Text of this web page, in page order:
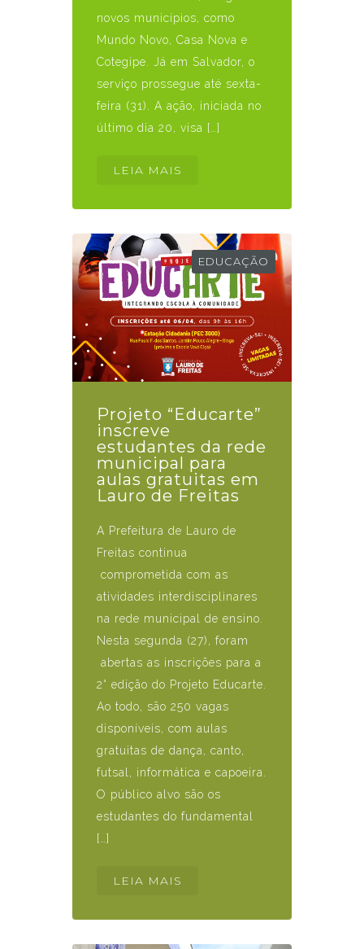
novos municípios, como
Mundo Novo, Casa Nova e
Cotegipe. Já em Salvador, o
serviço prossegue até sexta-
feira (31). A ação, iniciada no
último dia 20, visa […]
LEIA MAIS
EDUCAÇÃO
Projeto “Educarte”
inscreve
estudantes da rede
municipal para
aulas gratuitas em
Lauro de Freitas
A Prefeitura de Lauro de
Freitas continua
comprometida com as
atividades interdisciplinares
na rede municipal de ensino.
Nesta segunda (27), foram
abertas as inscrições para a
2° edição do Projeto Educarte.
Ao todo, são 250 vagas
disponíveis, com aulas
gratuitas de dança, canto,
futsal, informática e capoeira.
O público alvo são os
estudantes do fundamental
[…]
LEIA MAIS